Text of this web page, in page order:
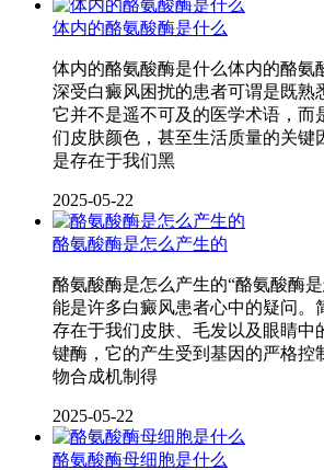
体内的酪氨酸酶是什么
体内的酪氨酸酶是什么体内的酪氨
深受白癜风困扰的患者可谓是既熟
它并不是遥不可及的医学术语，而
们皮肤颜色，甚至生活质量的关键
是存在于我们黑
2025-05-22
酪氨酸酶是怎么产生的
酪氨酸酶是怎么产生的“酪氨酸酶
能是许多白癜风患者心中的疑问。
存在于我们皮肤、毛发以及眼睛中
键酶，它的产生受到基因的严格控
物合成机制得
2025-05-22
酪氨酸酶母细胞是什么